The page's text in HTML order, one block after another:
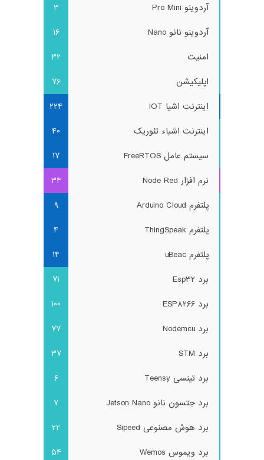
آردوینو Pro Mini
3
آردوینو نانو Nano
16
امنیت
32
اپلیکیشن
76
اینترنت اشیا IOT
224
اینترنت اشیاء تئوریک
40
سیستم عامل FreeRTOS
17
نرم افزار Node Red
34
پلتفرم Arduino Cloud
9
پلتفرم ThingSpeak
4
پلتفرم uBeac
14
برد Esp32
71
برد ESP8266
100
برد Nodemcu
77
برد STM
37
برد تینسی Teensy
6
برد جتسون نانو Jetson Nano
7
برد هوش مصنوعی Sipeed
22
برد ویموس Wemos
54